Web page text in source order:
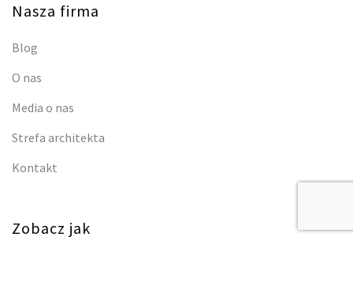
Nasza firma
Blog
O nas
Media o nas
Strefa architekta
Kontakt
Zobacz jak